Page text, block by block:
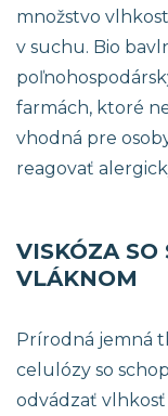
množstvo
v suchu. Bio
farmách, ktoré
vhodná pre
reagovať
VISKÓZA SO
VLÁKNOM
Prírodná jemná
celulózy so
odvádzať